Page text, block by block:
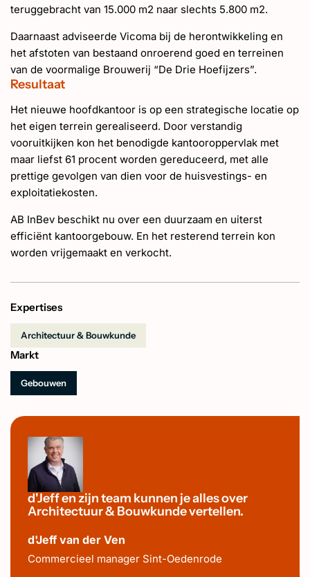
teruggebracht van 15.000 m2 naar slechts 5.800 m2.
Daarnaast adviseerde Vicoma bij de herontwikkeling en
het afstoten van bestaand onroerend goed en terreinen
van de voormalige Brouwerij “De Drie Hoefijzers”.
Resultaat
Het nieuwe hoofdkantoor is op een strategische locatie op
het eigen terrein gerealiseerd. Door verstandig
vooruitkijken kon het benodigde kantooroppervlak met
maar liefst 61 procent worden gereduceerd, met alle
prettige gevolgen van dien voor de huisvestings- en
exploitatiekosten.
AB InBev beschikt nu over een duurzaam en uiterst
efficiënt kantoorgebouw. En het resterend terrein kon
worden vrijgemaakt en verkocht.
Expertises
Architectuur & Bouwkunde
Markt
Gebouwen
d'Jeff en zijn team kunnen je alles over
Architectuur & Bouwkunde vertellen.
d'Jeff van der Ven
Commercieel manager Sint-Oedenrode